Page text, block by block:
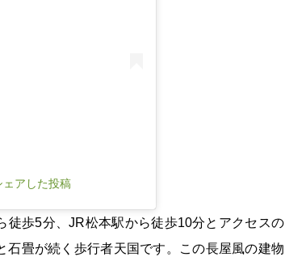
アした投稿
徒歩5分、JR松本駅から徒歩10分とアクセスの
畳が続く歩行者天国です。この長屋風の建物